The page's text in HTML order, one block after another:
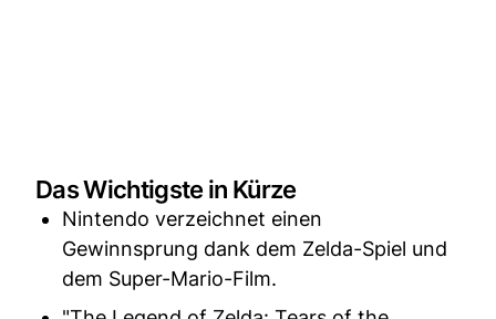
Das Wichtigste in Kürze
Nintendo verzeichnet einen
Gewinnsprung dank dem Zelda-Spiel und
dem Super-Mario-Film.